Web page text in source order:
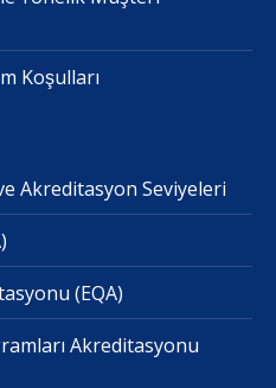
Koşulları
Akreditasyon Seviyeleri
(EQA)
Akreditasyonu